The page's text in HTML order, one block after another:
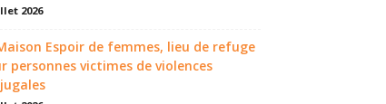
2026
Espoir de femmes, lieu de refuge
personnes victimes de violences